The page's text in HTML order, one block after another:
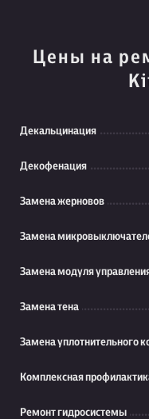
Цены на
Декальцинация
Декофенация
Замена жерновов
Замена
Замена модуля
Замена тена
Замена уплотнительного
Комплексная
Ремонт гидросистемы